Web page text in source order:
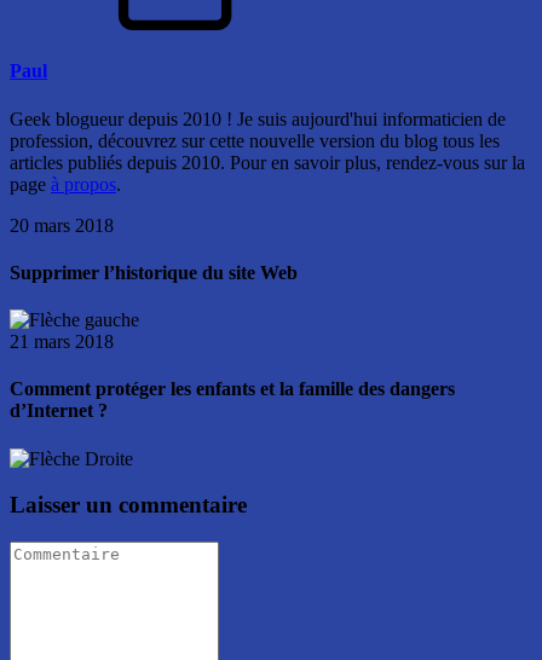
Paul
Geek blogueur depuis 2010 ! Je suis aujourd'hui informaticien de
profession, découvrez sur cette nouvelle version du blog tous les
articles publiés depuis 2010. Pour en savoir plus, rendez-vous sur la
page à propos.
20 mars 2018
Supprimer l’historique du site Web
21 mars 2018
Comment protéger les enfants et la famille des dangers
d’Internet ?
Laisser un commentaire